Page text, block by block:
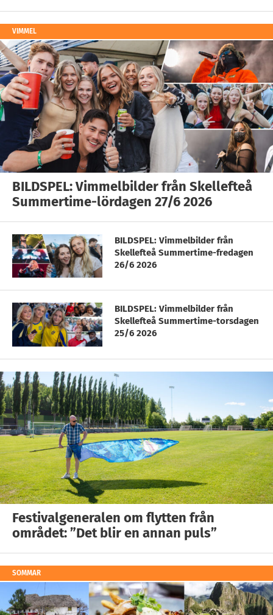
VIMMEL
BILDSPEL: Vimmelbilder från Skellefteå
Summertime-lördagen 27/6 2026
BILDSPEL: Vimmelbilder från
Skellefteå Summertime-fredagen
26/6 2026
BILDSPEL: Vimmelbilder från
Skellefteå Summertime-torsdagen
25/6 2026
Festivalgeneralen om flytten från
området: ”Det blir en annan puls”
SOMMAR